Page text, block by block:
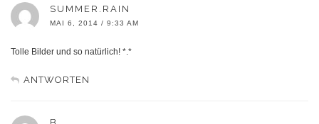
SUMMER.RAIN
MAI 6, 2014 / 9:33 AM
Tolle Bilder und so natürlich! *.*
ANTWORTEN